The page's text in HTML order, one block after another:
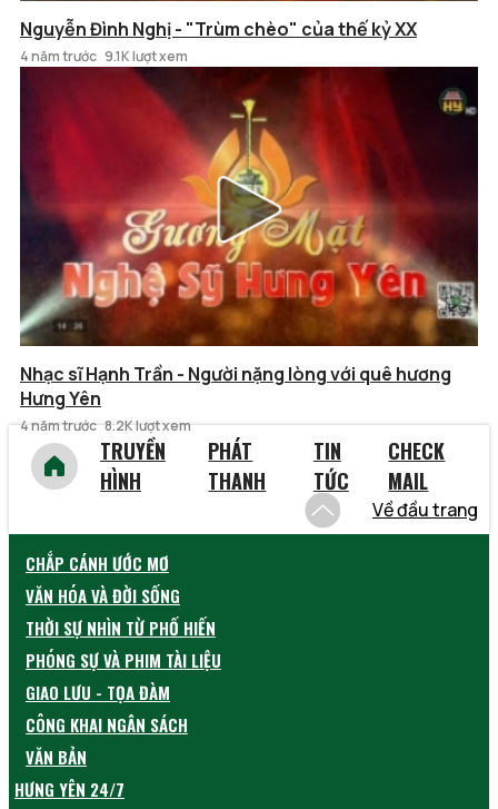
Nguyễn Đình Nghị - "Trùm chèo" của thế kỷ XX
4 năm trước 9.1K lượt xem
Nhạc sĩ Hạnh Trần - Người nặng lòng với quê hương
Hưng Yên
4 năm trước 8.2K lượt xem
TRUYỀN
HÌNH
PHÁT
THANH
TIN
TỨC
CHECK
MAIL
Về đầu trang
CHẮP CÁNH ƯỚC MƠ
VĂN HÓA VÀ ĐỜI SỐNG
THỜI SỰ NHÌN TỪ PHỐ HIẾN
PHÓNG SỰ VÀ PHIM TÀI LIỆU
GIAO LƯU - TỌA ĐÀM
CÔNG KHAI NGÂN SÁCH
VĂN BẢN
HƯNG YÊN 24/7